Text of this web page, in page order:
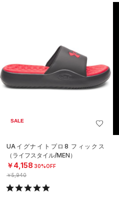
SALE
UAイグナイトプロ8 フィックス
（ライフスタイル/MEN）
￥4,158 30%OFF
￥5,940